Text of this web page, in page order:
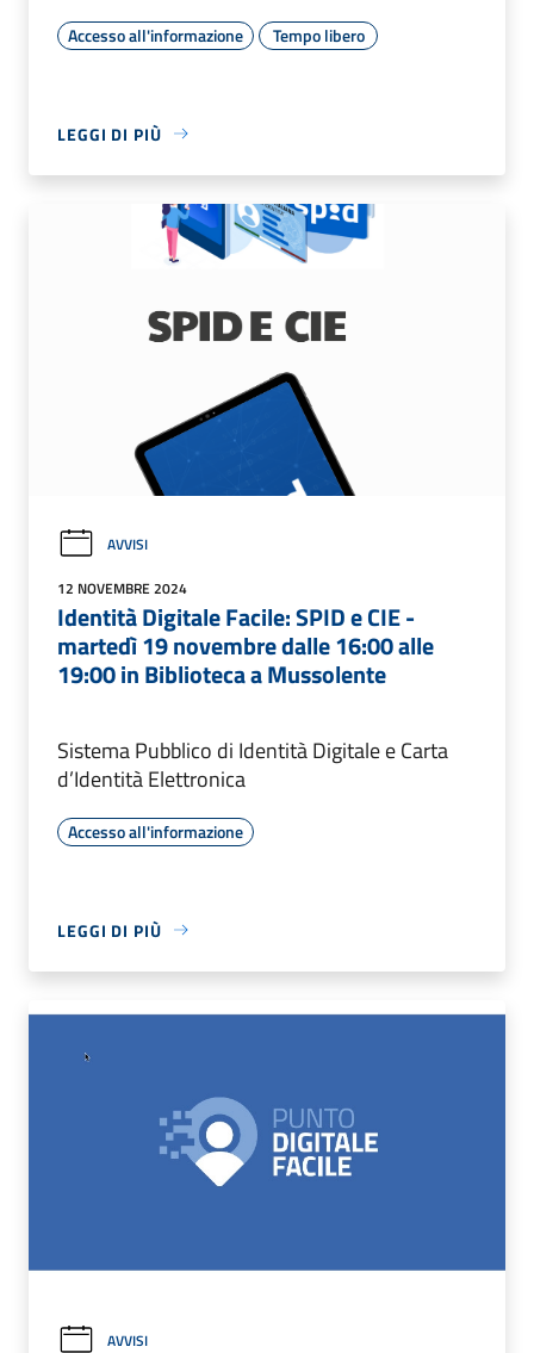
Accesso all'informazione Tempo libero
LEGGI DI PIÙ
AVVISI
12 NOVEMBRE 2024
Identità Digitale Facile: SPID e CIE -
martedì 19 novembre dalle 16:00 alle
19:00 in Biblioteca a Mussolente
Sistema Pubblico di Identità Digitale e Carta
d’Identità Elettronica
Accesso all'informazione
LEGGI DI PIÙ
AVVISI